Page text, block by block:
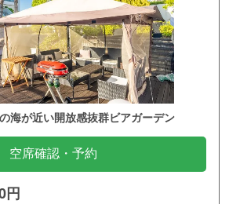
海が近い開放感抜群ビアガーデン
空席確認・予約
円